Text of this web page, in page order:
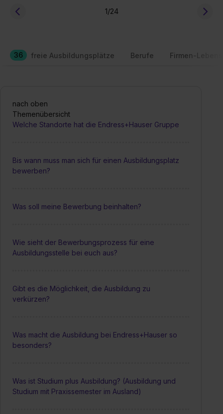
1/24
36 freie Ausbildungsplätze Berufe Firmen-
nach oben
Themenübersicht
Welche Standorte hat die Endress+Hauser Gruppe
Bis wann muss man sich für einen Ausbildungsplatz
bewerben?
Was soll meine Bewerbung beinhalten?
Wie sieht der Bewerbungsprozess für eine
Ausbildungsstelle bei euch aus?
Gibt es die Möglichkeit, die Ausbildung zu
verkürzen?
Was macht die Ausbildung bei Endress+Hauser so
besonders?
Was ist Studium plus Ausbildung? (Ausbildung und
Studium mit Praxissemester im Ausland)